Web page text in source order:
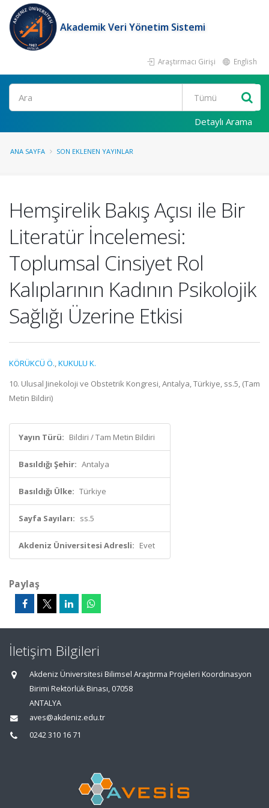
Akademik Veri Yönetim Sistemi
Araştırmacı Girişi English
Ara
Detaylı Arama
ANA SAYFA SON EKLENEN YAYINLAR
Hemşirelik Bakış Açısı ile Bir
Literatür İncelemesi:
Toplumsal Cinsiyet Rol
Kalıplarının Kadının Psikolojik
Sağlığı Üzerine Etkisi
KÖRÜKCÜ Ö.,KUKULU K.
10. Ulusal Jinekoloji ve Obstetrik Kongresi, Antalya, Türkiye, ss.5, (Tam
Metin Bildiri)
Yayın Türü: Bildiri / Tam Metin Bildiri
Basıldığı Şehir: Antalya
Basıldığı Ülke: Türkiye
Sayfa Sayıları: ss.5
Akdeniz Üniversitesi Adresli: Evet
Paylaş
İletişim Bilgileri
Akdeniz Üniversitesi Bilimsel Araştırma Projeleri Koordinasyon
Birimi Rektörlük Binası, 07058
ANTALYA
aves@akdeniz.edu.tr
0242 310 16 71